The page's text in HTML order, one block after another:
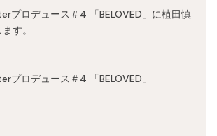
Ticket
プロデュース＃4 「BELOVED」に植田慎
す。
プロデュース＃4 「BELOVED」